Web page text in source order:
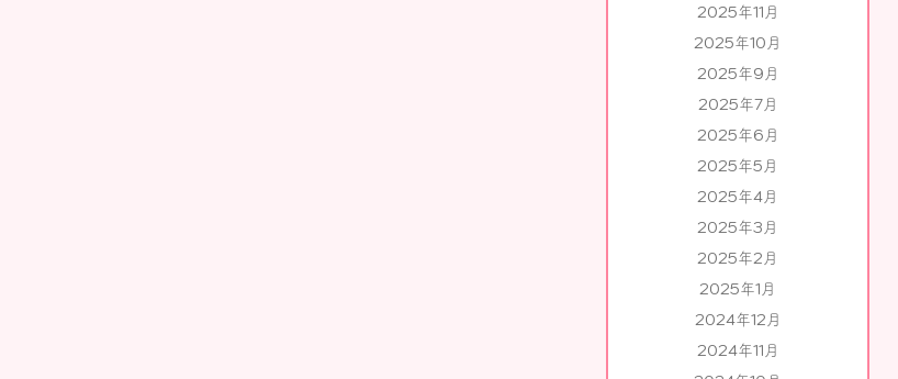
2025年11月
2025年10月
2025年9月
2025年7月
2025年6月
2025年5月
2025年4月
2025年3月
2025年2月
2025年1月
2024年12月
2024年11月